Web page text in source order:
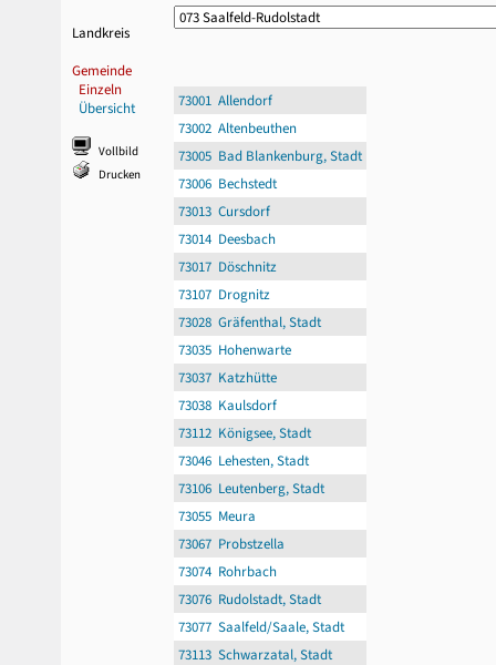
Landkreis
Gemeinde
Einzeln
Übersicht
Vollbild
Drucken
73001 Allendorf
73002 Altenbeuthen
73005 Bad Blankenburg, Stadt
73006 Bechstedt
73013 Cursdorf
73014 Deesbach
73017 Döschnitz
73107 Drognitz
73028 Gräfenthal, Stadt
73035 Hohenwarte
73037 Katzhütte
73038 Kaulsdorf
73112 Königsee, Stadt
73046 Lehesten, Stadt
73106 Leutenberg, Stadt
73055 Meura
73067 Probstzella
73074 Rohrbach
73076 Rudolstadt, Stadt
73077 Saalfeld/Saale, Stadt
73113 Schwarzatal, Stadt